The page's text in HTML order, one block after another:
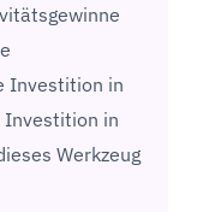
Investition in
Investition in
Werkzeug